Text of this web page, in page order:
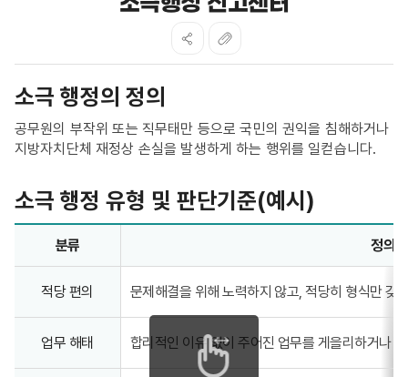
소극 행정의 정의
공무원의 부작위 또는 직무태만 등으로 국민의 권익을 침해하거나
지방자치단체 재정상 손실을 발생하게 하는 행위를 일컫습니다.
소극 행정 유형 및 판단기준(예시)
소극행정 유형 및 판단기준(예시) - 분류, 정의 및 판단기준 정보제공
분류 정의
적당 편의 문제해결을 위해 노력하지 않고, 적당히 형식만 갖
업무 해태 합리적인 이유 없이 주어진 업무를 게을리하거나